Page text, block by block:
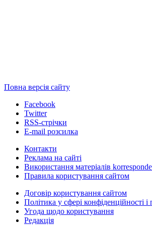
Повна версія сайту
Facebook
Twitter
RSS-стрічки
E-mail розсилка
Контакти
Реклама на сайті
Використання матеріалів
Правила користування сайтом
Договір користування сайтом
Політика у сфері конфіденційності
Угода щодо користування
Редакція